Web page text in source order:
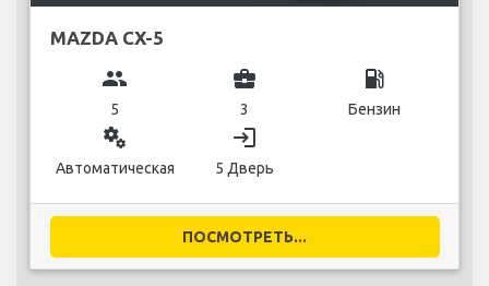
MAZDA CX-5
group
5
business_center
3
local_gas_station
Бензин
miscellaneous_services
Автоматическая
login
5 Дверь
ПОСМОТРЕТЬ...